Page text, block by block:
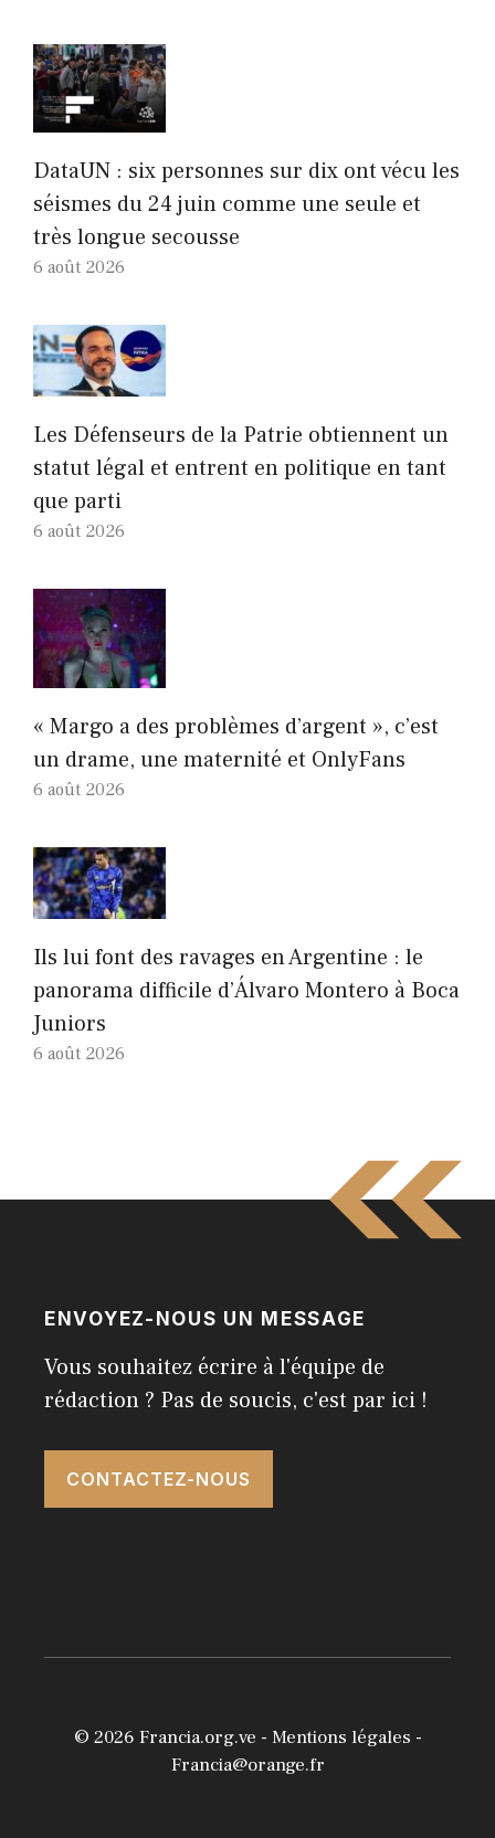
DataUN : six personnes sur dix ont vécu les
séismes du 24 juin comme une seule et
très longue secousse
6 août 2026
Les Défenseurs de la Patrie obtiennent un
statut légal et entrent en politique en tant
que parti
6 août 2026
« Margo a des problèmes d’argent », c’est
un drame, une maternité et OnlyFans
6 août 2026
Ils lui font des ravages en Argentine : le
panorama difficile d’Álvaro Montero à Boca
Juniors
6 août 2026
ENVOYEZ-NOUS UN MESSAGE
Vous souhaitez écrire à l'équipe de
rédaction ? Pas de soucis, c'est par ici !
CONTACTEZ-NOUS
© 2026 Francia.org.ve - Mentions légales -
Francia@orange.fr